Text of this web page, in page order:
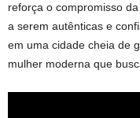
reforça o compromisso
a serem autênticas e
em uma cidade cheia de
mulher moderna que